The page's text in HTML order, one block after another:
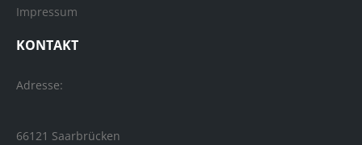
Impressum
KONTAKT
Adresse:
66121 Saarbrücken